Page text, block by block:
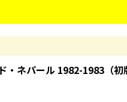
・ネパール 1982-1983（初